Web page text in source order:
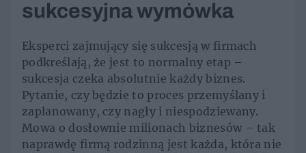
sukcesyjna wymówka
Eksperci zajmujący się sukcesją w firmach
podkreślają, że jest to normalny etap –
sukcesja czeka absolutnie każdy biznes.
Pytanie, czy będzie to proces przemyślany i
zaplanowany, czy nagły i niespodziewany.
Mowa o dosłownie milionach biznesów – tak
naprawdę firmą rodzinną jest każda, która nie